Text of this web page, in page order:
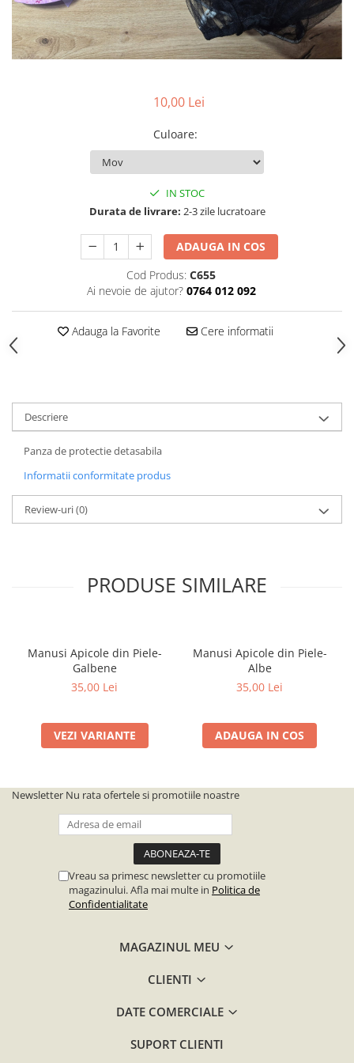
Vopsea/intretinere stupi
10,00 Lei
Culoare:
IN STOC
Durata de livrare: 2-3 zile lucratoare
ADAUGA IN COS
Cod Produs: C655
Ai nevoie de ajutor? 0764 012 092
Adauga la Favorite Cere informatii
Descriere
Panza de protectie detasabila
Informatii conformitate produs
Review-uri(0)
PRODUSE SIMILARE
Manusi Apicole din Piele-
Galbene
35,00 Lei
VEZI VARIANTE
Manusi Apicole din Piele-
Albe
35,00 Lei
ADAUGA IN COS
Newsletter Nu rata ofertele si promotiile noastre
Vreau sa primesc newsletter cu promotiile
magazinului. Afla mai multe in Politica de
Confidentialitate
MAGAZINUL MEU
CLIENTI
DATE COMERCIALE
SUPORT CLIENTI